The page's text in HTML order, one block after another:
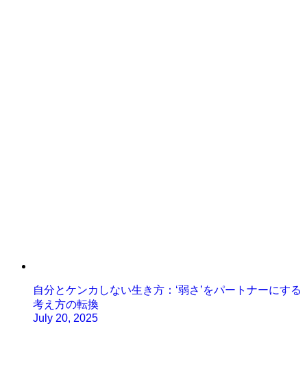
自分とケンカしない生き方：‘弱さ’をパートナーにする
考え方の転換
July 20, 2025